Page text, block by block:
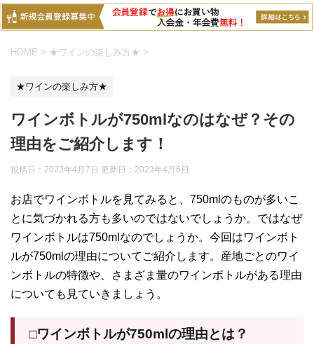
HOME > ★ワインの楽しみ方★ >
★ワインの楽しみ方★
ワインボトルが750mlなのはなぜ？その
理由をご紹介します！
投稿日：2023年4月7日 更新日： 2023年4月6日
お店でワインボトルを見てみると、750mlのものが多いこ
とに気づかれる方も多いのではないでしょうか。ではなぜ
ワインボトルは750mlなのでしょうか。今回はワインボト
ルが750mlの理由についてご紹介します。産地ごとのワイ
ンボトルの特徴や、さまざま量のワインボトルがある理由
についても見ていきましょう。
□ワインボトルが750mlの理由とは？